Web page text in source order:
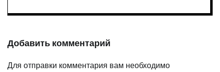
Добавить комментарий
Для отправки комментария вам необходимо